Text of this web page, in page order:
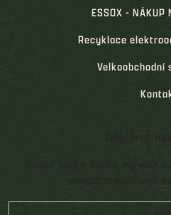
ESSOX - NÁKUP
Recyklace
Velkoobchodní